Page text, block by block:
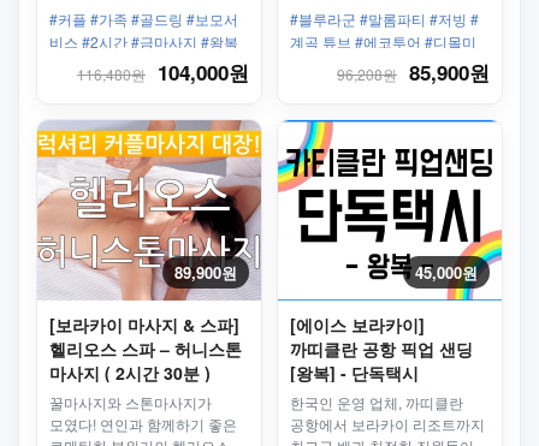
#커플 #가족 #골드링 #보모서
비스 #2시간 #금마사지 #왕복
픽업제공 #샤워 #세탁 #신규마
116,480원 104,000원
#블루라군 #말롬파티 #저빙 #
계곡 튜브 #에코투어 #디몰미
팅 #숨겨진투어 #단독투어 #프
96,208원 85,900원
89,900원
[보라카이 마사지 & 스파]
헬리오스 스파 – 허니스톤
마사지 ( 2시간 30분 )
꿀마사지와 스톤마사지가
모였다! 연인과 함께하기 좋은
45,000원
[에이스 보라카이]
까띠클란 공항 픽업 샌딩
[왕복] - 단독택시
(프라이빗)
한국인 운영 업체, 까띠클란
공항에서 보라카이 리조트까지